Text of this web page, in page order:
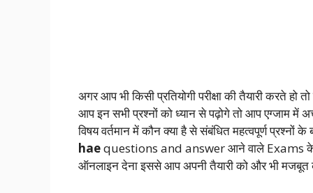
अगर आप भी किसी प्रतियोगी परीक्षा की तैयारी करते
आप इन सभी प्रश्नों को ध्यान से पढ़ोगे तो आप
विषय वर्तमान में कौन क्या है से संबंधित महत्वपूर्ण प्रश्नों के
haequestions and answerआने वाले Exams के
ऑनलाइन देना इससे आप अपनी तैयारी को और भी